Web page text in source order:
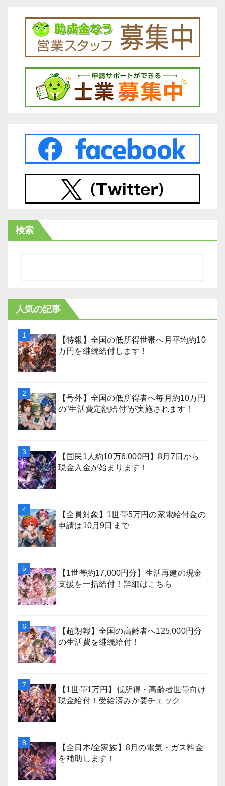
検索
人気の記事
【特報】全国の低所得世帯へ月平均約10
万円を継続給付します！
【号外】全国の低所得者へ毎月約10万円
の”生活費定額給付”が実施されます！
【国民1人約10万6,000円】8月7日から
現金入金が始まります！
【全員対象】1世帯5万円の家電給付金の
申請は10月9日まで
【1世帯約17,000円分】生活再建の現金
支援を一括給付！詳細はこちら
【超朗報】全国の高齢者へ125,000円分
の生活費を継続給付！
【1世帯1万円】低所得・高齢者世帯向け
現金給付！受給済みか要チェック
【全日本/全家族】8月の電気・ガス料金
を補助します！